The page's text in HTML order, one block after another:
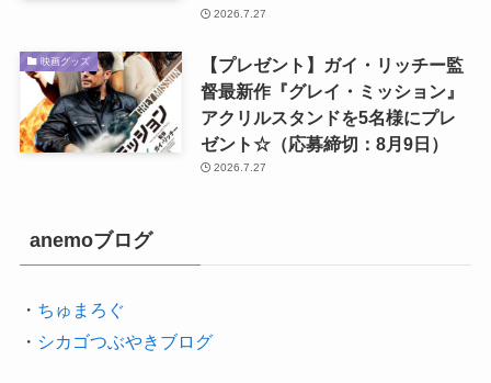
2026.7.27
映画グッズ
【プレゼント】ガイ・リッチー監
督最新作『グレイ・ミッション』
アクリルスタンドを5名様にプレ
ゼント☆（応募締切：8月9日）
2026.7.27
anemoブログ
・ ちゅまろぐ
・ シカゴつぶやきブログ